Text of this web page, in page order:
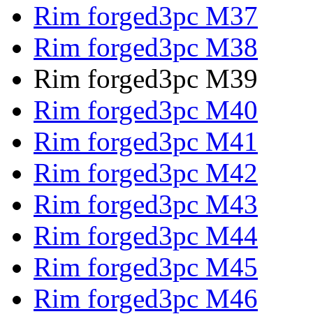
Rim forged3pc M37
Rim forged3pc M38
Rim forged3pc M39
Rim forged3pc M40
Rim forged3pc M41
Rim forged3pc M42
Rim forged3pc M43
Rim forged3pc M44
Rim forged3pc M45
Rim forged3pc M46